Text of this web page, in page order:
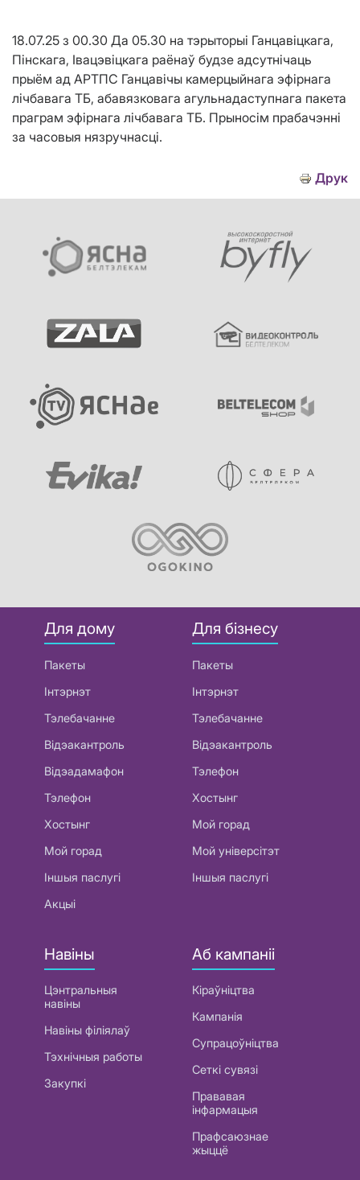
18.07.25 з 00.30 Да 05.30 на тэрыторыі Ганцавіцкага,
Пінскага, Івацэвіцкага раёнаў будзе адсутнічаць
прыём ад АРТПС Ганцавічы камерцыйнага эфірнага
лічбавага ТБ, абавязковага агульнадаступнага пакета
праграм эфірнага лічбавага ТБ. Прыносім прабачэнні
за часовыя нязручнасці.
Друк
Для дому
Пакеты
Інтэрнэт
Тэлебачанне
Відэакантроль
Відэадамафон
Тэлефон
Хостынг
Мой горад
Іншыя паслугі
Акцыі
Для бізнесу
Пакеты
Інтэрнэт
Тэлебачанне
Відэакантроль
Тэлефон
Хостынг
Мой горад
Мой універсітэт
Іншыя паслугі
Навіны
Цэнтральныя
навіны
Навіны філіялаў
Тэхнічныя работы
Закупкі
Аб кампаніі
Кіраўніцтва
Кампанія
Супрацоўніцтва
Сеткі сувязі
Прававая
інфармацыя
Прафсаюзнае
жыццё